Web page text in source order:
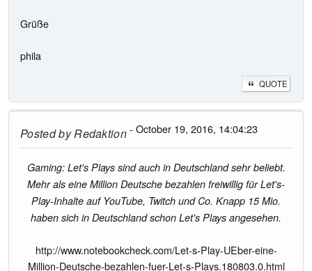
Grüße
phila
QUOTE
Posted byRedaktion- October 19, 2016, 14:04:23
Gaming: Let's Plays sind auch in Deutschland sehr beliebt.
Mehr als eine Million Deutsche bezahlen freiwillig für Let's-
Play-Inhalte auf YouTube, Twitch und Co. Knapp 15 Mio.
haben sich in Deutschland schon Let's Plays angesehen.
http://www.notebookcheck.com/Let-s-Play-UEber-eine-
Million-Deutsche-bezahlen-fuer-Let-s-Plays.180803.0.html